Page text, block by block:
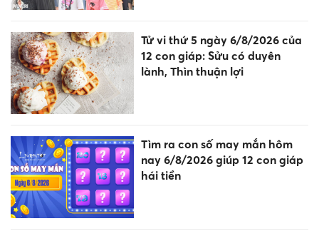
Tử vi thứ 5 ngày 6/8/2026 của
12 con giáp: Sửu có duyên
lành, Thìn thuận lợi
Tìm ra con số may mắn hôm
nay 6/8/2026 giúp 12 con giáp
hái tiền